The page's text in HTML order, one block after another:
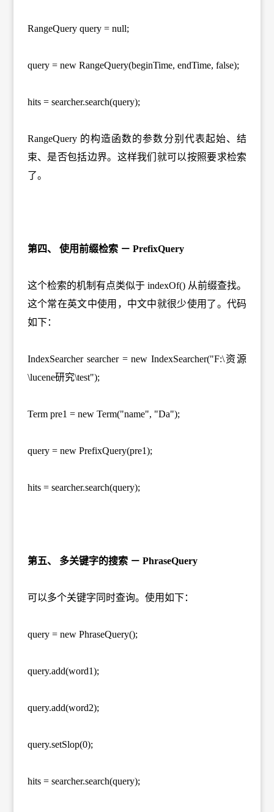
RangeQuery query = null;
query = new RangeQuery(beginTime, endTime, false);
hits = searcher.search(query);
RangeQuery 的构造函数的参数分别代表起始、结
束、是否包括边界。这样我们就可以按照要求检索
了。
第四、 使用前缀检索 － PrefixQuery
这个检索的机制有点类似于 indexOf() 从前缀查找。
这个常在英文中使用，中文中就很少使用了。代码
如下：
IndexSearcher searcher = new IndexSearcher("F:\资源
\lucene研究\test");
Term pre1 = new Term("name", "Da");
query = new PrefixQuery(pre1);
hits = searcher.search(query);
第五、 多关键字的搜索 － PhraseQuery
可以多个关键字同时查询。使用如下：
query = new PhraseQuery();
query.add(word1);
query.add(word2);
query.setSlop(0);
hits = searcher.search(query);